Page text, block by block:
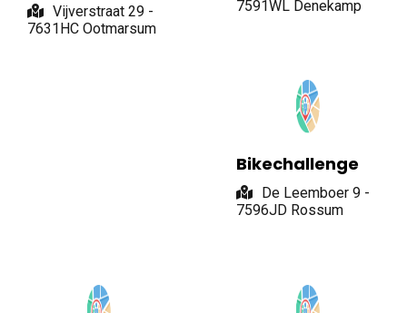
Vijverstraat 29 -
7631HC Ootmarsum
7591WL Denekamp
Bikechallenge
De Leemboer 9 -
7596JD Rossum